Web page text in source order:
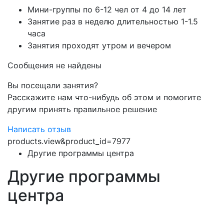
Мини-группы по 6-12 чел от 4 до 14 лет
Занятие раз в неделю длительностью 1-1.5
часа
Занятия проходят утром и вечером
Сообщения не найдены
Вы посещали занятия?
Расскажите нам что-нибудь об этом и помогите
другим принять правильное решение
Написать отзыв
products.view&product_id=7977
Другие программы центра
Другие программы
центра